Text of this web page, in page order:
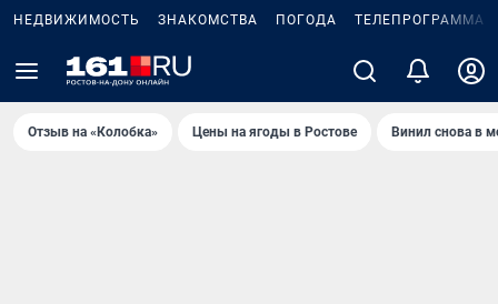
НЕДВИЖИМОСТЬ ЗНАКОМСТВА ПОГОДА ТЕЛЕПРОГРАММА
Отзыв на «Колобка» Цены на ягоды в Ростове Винил снова в